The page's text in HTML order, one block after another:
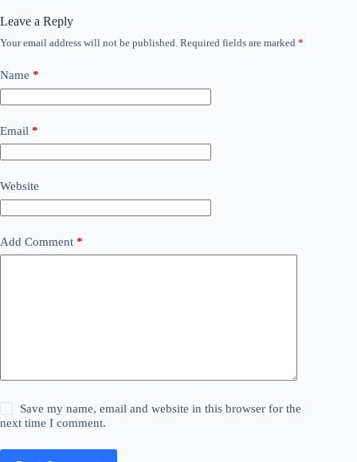
Leave a Reply
Your email address will not be published. Required fields are marked *
Name *
Email *
Website
Add Comment *
Save my name, email and website in this browser for the
next time I comment.